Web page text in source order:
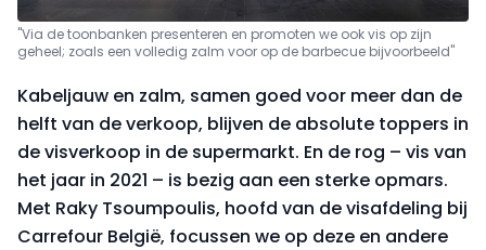
"Via de toonbanken presenteren en promoten we ook vis op zijn
geheel; zoals een volledig zalm voor op de barbecue bijvoorbeeld"
Kabeljauw en zalm, samen goed voor meer dan de
helft van de verkoop, blijven de absolute toppers in
de visverkoop in de supermarkt. En de rog – vis van
het jaar in 2021 – is bezig aan een sterke opmars.
Met Raky Tsoumpoulis, hoofd van de visafdeling bij
Carrefour België, focussen we op deze en andere